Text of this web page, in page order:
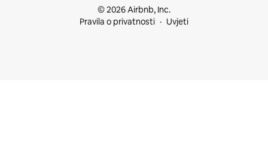
© 2026 Airbnb, Inc.
Pravila o privatnosti
Uvjeti